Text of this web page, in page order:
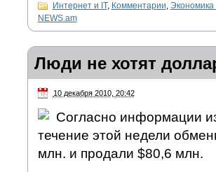
Интернет и IT, Комментарии, Экономика
NEWS.am
Люди не хотят
10 декабря 2010, 20:42
Согласно информации
течение этой недели
млн. и продали $80,6 млн.